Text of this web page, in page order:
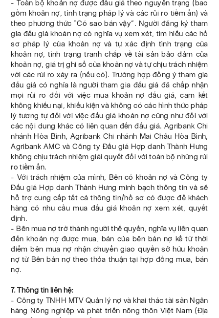
- Toàn bộ khoản nợ được đấu giá theo nguyên trạng (bao
gồm khoản nợ, tình trạng pháp lý và các rủi ro tiềm ẩn) và
theo phương thức “Có sao bán vậy”. Người đăng ký tham
gia đấu giá khoản nợ có nghĩa vụ xem xét, tìm hiểu các hồ
sơ pháp lý của khoản nợ và tự xác định tình trạng của
khoản nợ, tình trạng tranh chấp về tài sản bảo đảm của
khoản nợ, giá trị ghi sổ của khoản nợ và tự chịu trách nhiệm
với các rủi ro xảy ra (nếu có). Trường hợp đồng ý tham gia
đấu giá có nghĩa là người tham gia đấu giá đã chấp nhận
mọi rủi ro đối với việc mua khoản nợ đấu giá, cam kết
không khiếu nại, khiếu kiện và không có các hình thức pháp
lý tương tự đối với việc đấu giá khoản nợ cũng như đối với
các nội dung khác có liên quan đến đấu giá. Agribank Chi
nhánh Hòa Bình, Agribank Chi nhánh Mai Châu Hòa Bình,
Agribank AMC và Công ty Đấu giá Hợp danh Thành Hưng
không chịu trách nhiệm giải quyết đối với toàn bộ những rủi
ro tiềm ẩn.
- Với trách nhiệm của mình, Bên có khoản nợ và Công ty
Đấu giá Hợp danh Thành Hưng minh bạch thông tin và sẽ
hỗ trợ cung cấp tất cả thông tin/hồ sơ có được để khách
hàng có nhu cầu mua đấu giá khoản nợ xem xét, quyết
định.
- Bên mua nợ trở thành người thế quyền, nghĩa vụ liên quan
đến khoản nợ được mua, bán của bên bán nợ kể từ thời
điểm bên mua nợ nhận chuyển giao quyền sở hữu khoản
nợ từ Bên bán nợ theo thỏa thuận tại hợp đồng mua, bán
nợ.
7. Thông tin liên hệ:
- Công ty TNHH MTV Quản lý nợ và khai thác tài sản Ngân
hàng Nông nghiệp và phát triển nông thôn Việt Nam (Địa